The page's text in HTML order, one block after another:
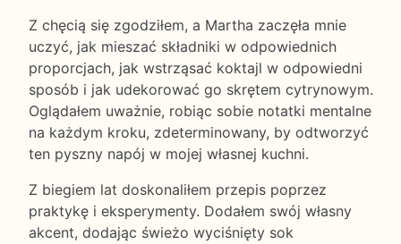
Z chęcią się zgodziłem, a Martha zaczęła mnie
uczyć, jak mieszać składniki w odpowiednich
proporcjach, jak wstrząsać koktajl w odpowiedni
sposób i jak udekorować go skrętem cytrynowym.
Oglądałem uważnie, robiąc sobie notatki mentalne
na każdym kroku, zdeterminowany, by odtworzyć
ten pyszny napój w mojej własnej kuchni.
Z biegiem lat doskonaliłem przepis poprzez
praktykę i eksperymenty. Dodałem swój własny
akcent, dodając świeżo wyciśnięty sok